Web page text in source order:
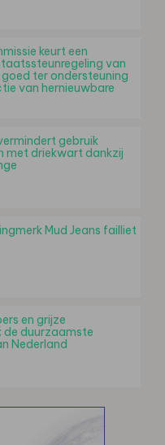
keurt een
van
ter ondersteuning
van hernieuwbare
gebruik
driekwart dankzij
Mud Jeans failliet
en grijze
de duurzaamste
Nederland